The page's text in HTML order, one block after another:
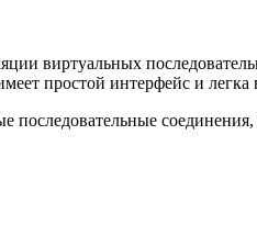
виртуальных
простой интерфейс и легка